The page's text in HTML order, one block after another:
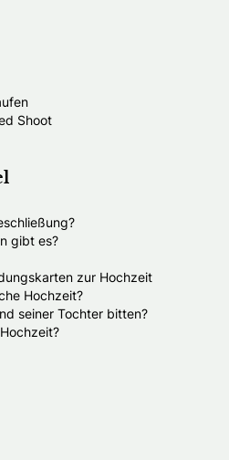
Shoot
gibt es?
zur Hochzeit
Hochzeit?
seiner Tochter bitten?